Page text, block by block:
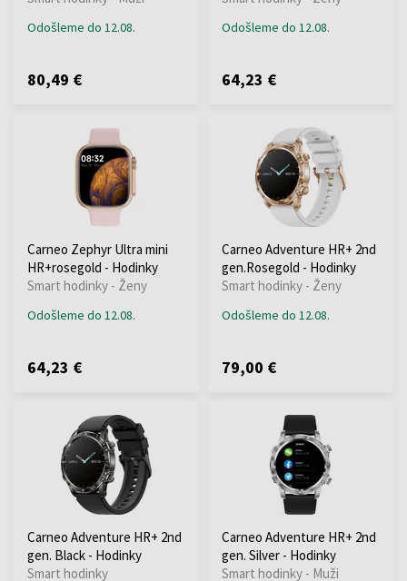
Odošleme do 12.08.
80,49 €
Odošleme do 12.08.
64,23 €
Carneo Zephyr Ultra mini
HR+rosegold - Hodinky
Smart hodinky - Ženy
Odošleme do 12.08.
64,23 €
Carneo Adventure HR+ 2nd
gen.Rosegold - Hodinky
Smart hodinky - Ženy
Odošleme do 12.08.
79,00 €
Carneo Adventure HR+ 2nd
gen. Black - Hodinky
Smart hodinky
Carneo Adventure HR+ 2nd
gen. Silver - Hodinky
Smart hodinky - Muži